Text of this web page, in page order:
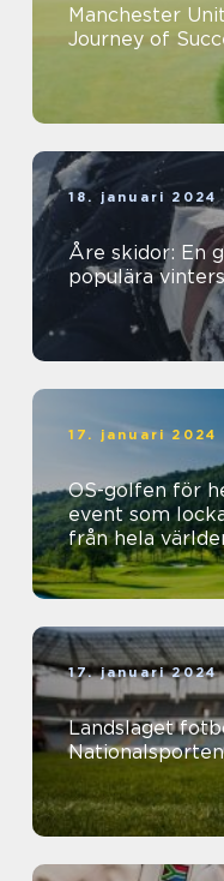
Manchester
Journey of
18. januari 2024
Åre skidor: En
populära
17. januari 2024
OS-golfen för
event som
från hela
17. januari 2024
Landslaget
Nationalsporten